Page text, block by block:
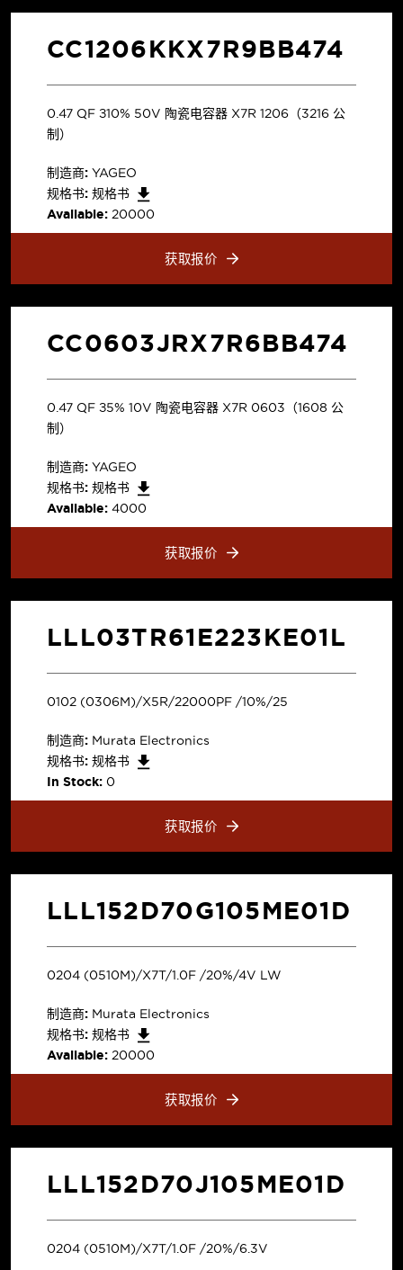
CC1206KKX7R9BB474
0.47 µF ±10% 50V 陶瓷电容器 X7R 1206（3216 公
制）
制造商: YAGEO
规格书: 规格书
Available: 20000
获取报价
CC0603JRX7R6BB474
0.47 µF ±5% 10V 陶瓷电容器 X7R 0603（1608 公
制）
制造商: YAGEO
规格书: 规格书
Available: 4000
获取报价
LLL03TR61E223KE01L
0102 (0306M)/X5R/22000PF /10%/25
制造商: Murata Electronics
规格书: 规格书
In Stock: 0
获取报价
LLL152D70G105ME01D
0204 (0510M)/X7T/1.0F /20%/4V LW
制造商: Murata Electronics
规格书: 规格书
Available: 20000
获取报价
LLL152D70J105ME01D
0204 (0510M)/X7T/1.0F /20%/6.3V